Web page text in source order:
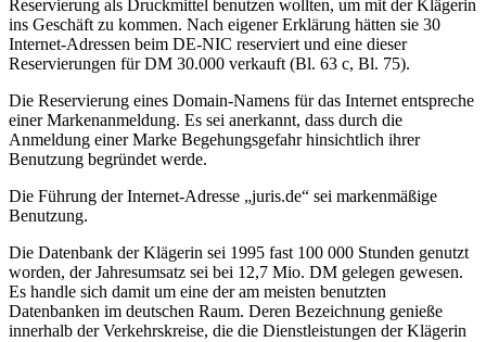
Reservierung als Druckmittel benutzen wollten, um mit der Klägerin
ins Geschäft zu kommen. Nach eigener Erklärung hätten sie 30
Internet-Adressen beim DE-NIC reserviert und eine dieser
Reservierungen für DM 30.000 verkauft (Bl. 63 c, Bl. 75).
Die Reservierung eines Domain-Namens für das Internet entspreche
einer Markenanmeldung. Es sei anerkannt, dass durch die
Anmeldung einer Marke Begehungsgefahr hinsichtlich ihrer
Benutzung begründet werde.
Die Führung der Internet-Adresse „juris.de“ sei markenmäßige
Benutzung.
Die Datenbank der Klägerin sei 1995 fast 100 000 Stunden genutzt
worden, der Jahresumsatz sei bei 12,7 Mio. DM gelegen gewesen.
Es handle sich damit um eine der am meisten benutzten
Datenbanken im deutschen Raum. Deren Bezeichnung genieße
innerhalb der Verkehrskreise, die die Dienstleistungen der Klägerin